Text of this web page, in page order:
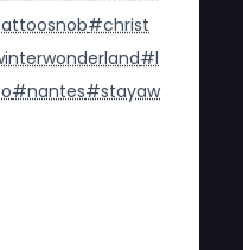
#christ
#l
#nantes#stayaw